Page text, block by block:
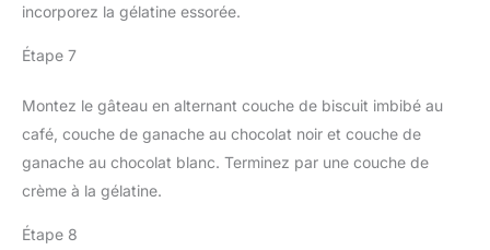
incorporez la gélatine essorée.
Étape 7
Montez le gâteau en alternant couche de biscuit imbibé au
café, couche de ganache au chocolat noir et couche de
ganache au chocolat blanc. Terminez par une couche de
crème à la gélatine.
Étape 8